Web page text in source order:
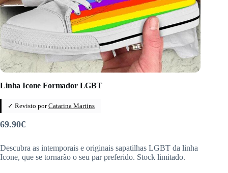
Linha Icone Formador LGBT
✓ Revisto porCatarina Martins
69.90€
Descubra as intemporais e originais sapatilhas LGBT da linha
Icone, que se tornarão o seu par preferido. Stock limitado.